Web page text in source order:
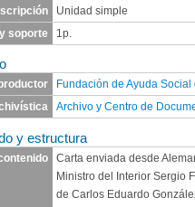
Unidad simple
soporte
1p.
Fundación de Ayuda
Archivo y Centro de
y estructura
Carta enviada desde
Ministro del Interior Sergio
de Carlos Eduardo